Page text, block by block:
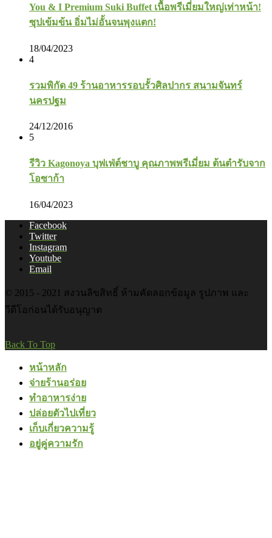
You & I Premium Suki Buffet เนื้อพรีเมี่ยมใหญ่เท่าหน้า!
ซุปเข้มข้น อิ่มไม่อั้นจนพุงแตก!
18/04/2023
4
รวมพิกัด 49 ร้านอาหารรอบรั้วศิลปากร สนามจันทร์
นครปฐม
24/12/2016
5
รีวิว Kagonoya บุฟเฟ่ต์ชาบู คุณภาพพรีเมี่ยม ต้นตำรับจาก
โอซาก้า
16/04/2023
Facebook
Twitter
Instagram
Youtube
Email
© 2015 - 2021 สงวนลิขสิทธิ์ ห้ามคัดลอกข้อมูล รูปภาพ และ
วีดีโอก่อนได้รับอนุญาต
Back To Top
หน้าหลัก
จ่ายร้านอร่อย
ทำอาหารง่าย
ปล่อยตัวไปเที่ยว
เก็บเกี่ยวความรู้
อยู่คู่ความรัก